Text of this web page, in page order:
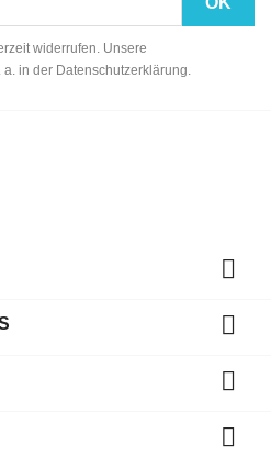
widerrufen. Unsere
in der Datenschutzerklärung.



